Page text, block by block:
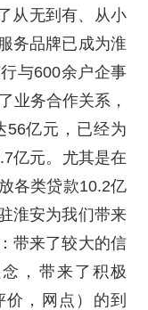
从无到有、从小
务品牌已成为淮
与600余户企事
业务合作关系，
56亿元，已经为
亿元。尤其是在
各类贷款10.2亿
淮安为我们带来
带来了较大的信
，带来了积极
价，网点）的到